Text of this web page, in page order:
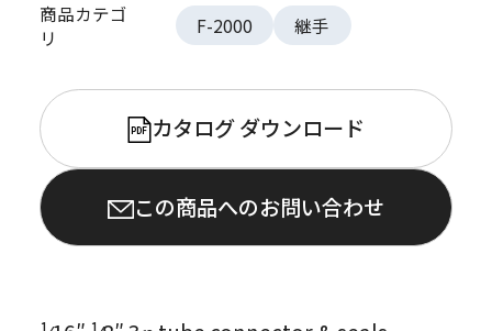
商品カテゴ
リ
F-2000 継手
PDF カタログ ダウンロード
この商品へのお問い合わせ